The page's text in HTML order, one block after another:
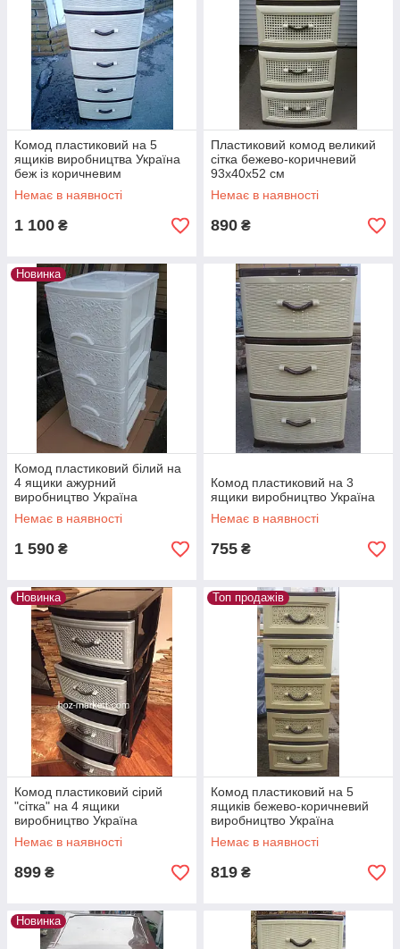
Комод пластиковий на 5
ящиків виробництва Україна
беж із коричневим
Немає в наявності
1 100 ₴
Пластиковий комод великий
сітка бежево-коричневий
93х40х52 см
Немає в наявності
890 ₴
Новинка
Комод пластиковий білий на
4 ящики ажурний
виробництво Україна
Немає в наявності
1 590 ₴
Комод пластиковий на 3
ящики виробництво Україна
Немає в наявності
755 ₴
Новинка
Комод пластиковий сірий
"сітка" на 4 ящики
виробництво Україна
Немає в наявності
899 ₴
Топ продажів
Комод пластиковий на 5
ящиків бежево-коричневий
виробництво Україна
Немає в наявності
819 ₴
Новинка